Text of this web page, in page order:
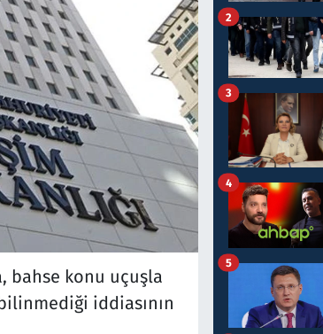
bahse konu uçuşla
iddiasının
2
3
4
5